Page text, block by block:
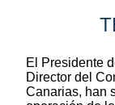
El Presidente
Director del
Canarias, han